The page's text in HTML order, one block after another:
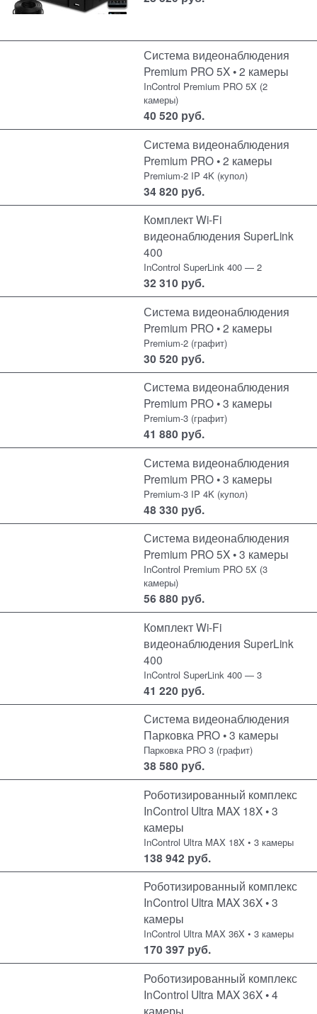
Система видеонаблюдения
Premium PRO 5X • 2 камеры
InControl Premium PRO 5X (2
камеры)
40 520 руб.
Система видеонаблюдения
Premium PRO • 2 камеры
Premium-2 IP 4K (купол)
34 820 руб.
Комплект Wi-Fi
видеонаблюдения SuperLink
400
InControl SuperLink 400 — 2
32 310 руб.
Система видеонаблюдения
Premium PRO • 2 камеры
Premium-2 (графит)
30 520 руб.
Система видеонаблюдения
Premium PRO • 3 камеры
Premium-3 (графит)
41 880 руб.
Система видеонаблюдения
Premium PRO • 3 камеры
Premium-3 IP 4K (купол)
48 330 руб.
Система видеонаблюдения
Premium PRO 5X • 3 камеры
InControl Premium PRO 5X (3
камеры)
56 880 руб.
Комплект Wi-Fi
видеонаблюдения SuperLink
400
InControl SuperLink 400 — 3
41 220 руб.
Система видеонаблюдения
Парковка PRO • 3 камеры
Парковка PRO 3 (графит)
38 580 руб.
Роботизированный комплекс
InControl Ultra MAX 18X • 3
камеры
InControl Ultra MAX 18X • 3 камеры
138 942 руб.
Роботизированный комплекс
InControl Ultra MAX 36X • 3
камеры
InControl Ultra MAX 36X • 3 камеры
170 397 руб.
Роботизированный комплекс
InControl Ultra MAX 36X • 4
камеры